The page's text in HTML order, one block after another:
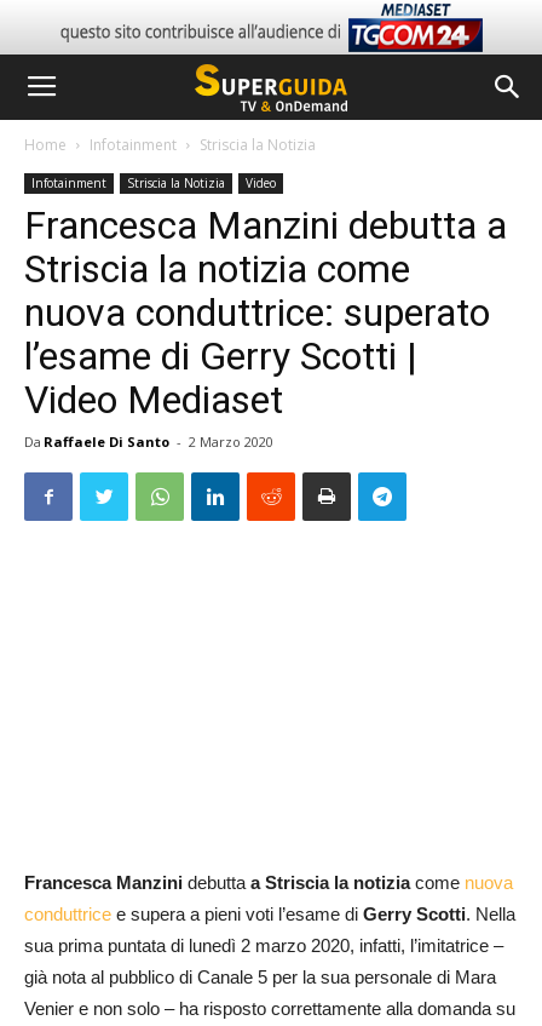
Home Infotainment Striscia la Notizia
Infotainment Striscia la Notizia Video
Francesca Manzini debutta a
Striscia la notizia come
nuova conduttrice: superato
l’esame di Gerry Scotti |
Video Mediaset
Da Raffaele Di Santo - 2 Marzo 2020
Francesca Manzini debuttaa Striscia la notiziacome nuova
conduttrice e supera a pieni voti l’esame di Gerry Scotti. Nella
sua prima puntata di lunedì 2 marzo 2020, infatti, l’imitatrice –
già nota al pubblico di Canale 5 per la sua personale di Mara
Venier e non solo – ha risposto correttamente alla domanda su